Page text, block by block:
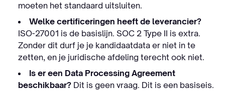
moeten het standaard uitsluiten.
Welke certificeringen heeft de leverancier?
ISO-27001 is de basislijn. SOC 2 Type II is extra.
Zonder dit durf je je kandidaatdata er niet in te
zetten, en je juridische afdeling terecht ook niet.
Is er een Data Processing Agreement
beschikbaar? Dit is geen vraag. Dit is een basiseis.